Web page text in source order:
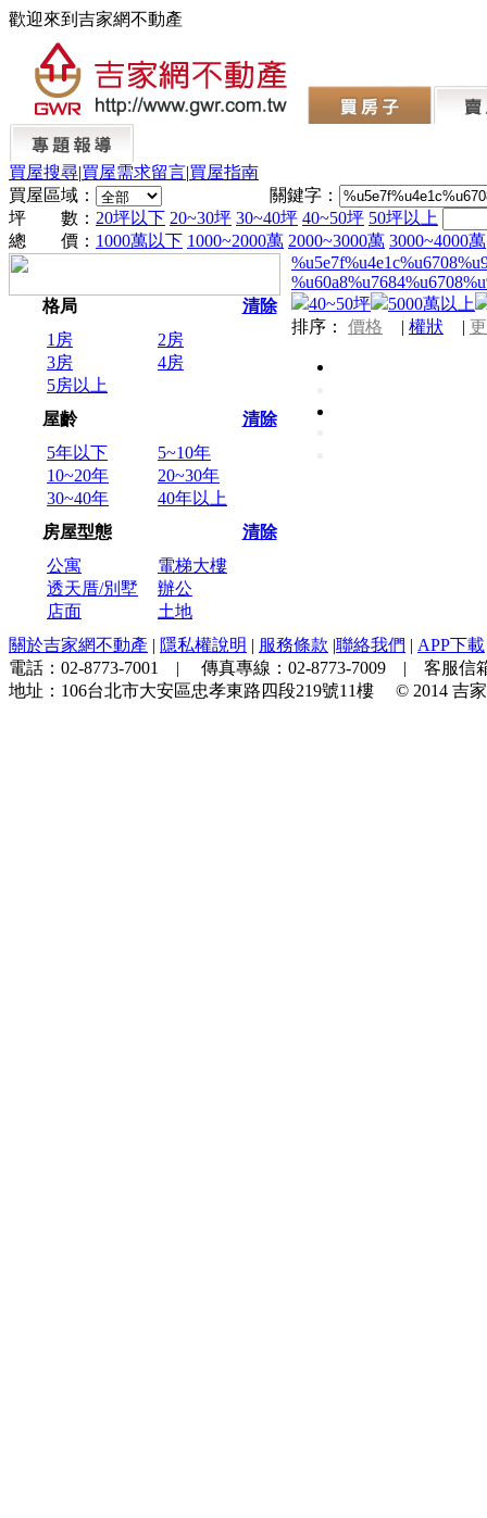
歡迎來到吉家網不動產
買屋搜尋|買屋需求留言|買屋指南
買屋區域：
關鍵字：
坪 數： 20坪以下 20~30坪 30~40坪 40~50坪 50坪以上
總 價： 1000萬以下 1000~2000萬 2000~3000萬 3000~4000萬
格局
清除
1房
2房
3房
4房
5房以上
屋齡
清除
5年以下
5~10年
10~20年
20~30年
30~40年
40年以上
房屋型態
清除
公寓
電梯大樓
透天厝/別墅
辦公
店面
土地
40~50坪
5000萬以上
排序： 價格 | 權狀 |
關於吉家網不動產 | 隱私權說明 | 服務條款 |聯絡我們 | APP下載
電話： 02-8773-7001 | 傳真專線： 02-8773-7009 | 客服信
地址： 106台北市大安區忠孝東路四段219號11樓 © 2014 吉